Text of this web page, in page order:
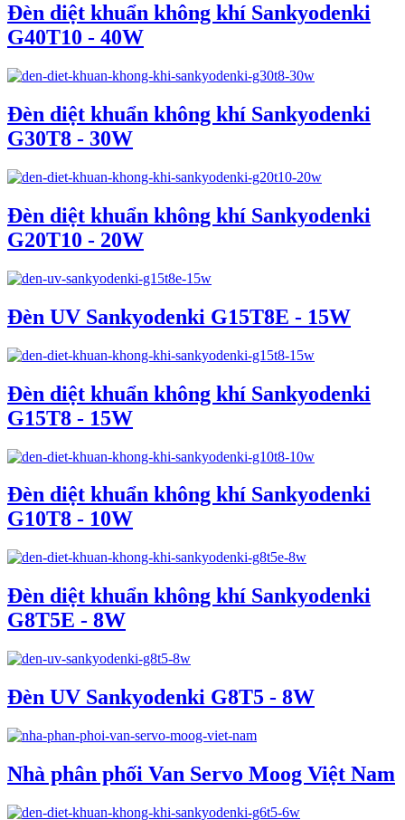
Đèn diệt khuẩn không khí Sankyodenki
G40T10 - 40W
Đèn diệt khuẩn không khí Sankyodenki
G30T8 - 30W
Đèn diệt khuẩn không khí Sankyodenki
G20T10 - 20W
Đèn UV Sankyodenki G15T8E - 15W
Đèn diệt khuẩn không khí Sankyodenki
G15T8 - 15W
Đèn diệt khuẩn không khí Sankyodenki
G10T8 - 10W
Đèn diệt khuẩn không khí Sankyodenki
G8T5E - 8W
Đèn UV Sankyodenki G8T5 - 8W
Nhà phân phối Van Servo Moog Việt Nam